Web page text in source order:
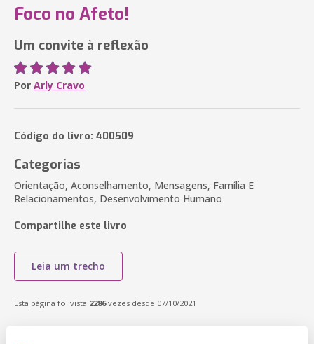
Foco no Afeto!
Um convite à reflexão
Por Arly Cravo
Código do livro: 400509
Categorias
Orientação, Aconselhamento, Mensagens, Família E
Relacionamentos, Desenvolvimento Humano
Compartilhe este livro
Leia um trecho
Esta página foi vista 2286vezes desde 07/10/2021